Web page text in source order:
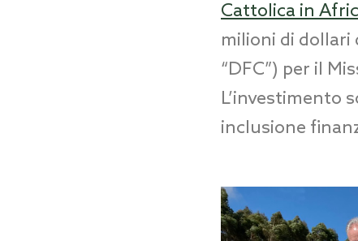
Cattolica in
milioni di dollari
“DFC”) per il
L’investimento
inclusione